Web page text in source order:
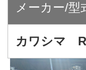
メーカー/型
カワシマ